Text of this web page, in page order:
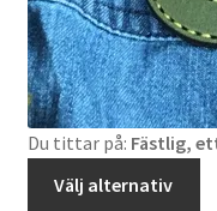
Du tittar på: Fästlig,
Välj alternativ